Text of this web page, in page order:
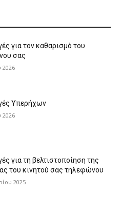
για τον καθαρισμό του
σας
2026
Υπερήχων
2026
για τη βελτιστοποίηση της
του κινητού σας τηλεφώνου
2025